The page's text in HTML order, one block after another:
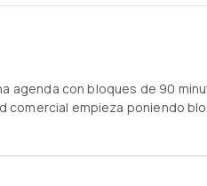
agenda con bloques de 90
comercial empieza poniendo